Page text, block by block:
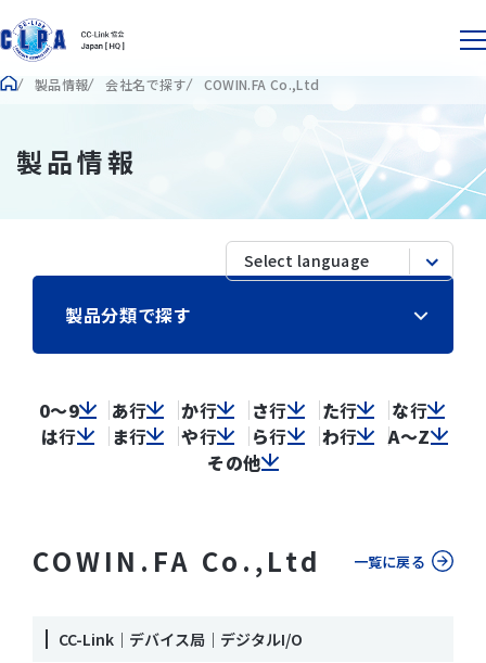
製品情報 会社名で探す COWIN.FA Co.,Ltd
製品情報
製品分類で探す
0～9 あ行 か行 さ行 た行 な行
は行 ま行 や行 ら行 わ行
A～Z
その他
COWIN.FA Co.,Ltd 一覧に戻る
CC-Link｜デバイス局｜デジタルI/O